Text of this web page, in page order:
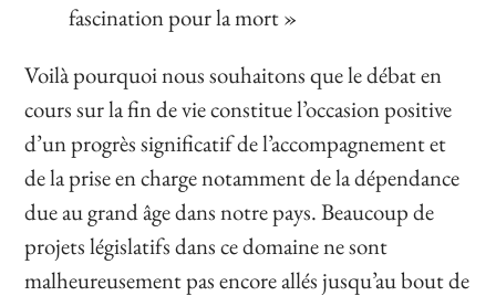
fascination pour la mort »
Voilà pourquoi nous souhaitons que le débat en
cours sur la fin de vie constitue l’occasion positive
d’un progrès significatif de l’accompagnement et
de la prise en charge notamment de la dépendance
due au grand âge dans notre pays. Beaucoup de
projets législatifs dans ce domaine ne sont
malheureusement pas encore allés jusqu’au bout de